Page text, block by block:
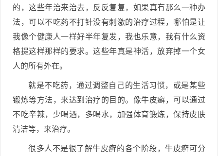
的，这些年治来治去，反反复复，如果真有那么一种办
法，可以不吃药不打针没有刺激的治疗过程，哪怕是让
我像个健康人一样好半年复发，我也乐意，我有什么资
格提这样那样的要求。这些年真是神活，放弃掉一个女
人的所有外在。
就是不吃药，通过调整自己的生活习惯，或是某些
锻炼等方法，来达到治疗的目的。像牛皮癣，可以通过
不吃辛辣，少喝酒，多喝水，加强体育锻炼，保持皮肤
清洁等，来治疗。
很多人不是很了解牛皮癣的各个阶段，牛皮癣可分